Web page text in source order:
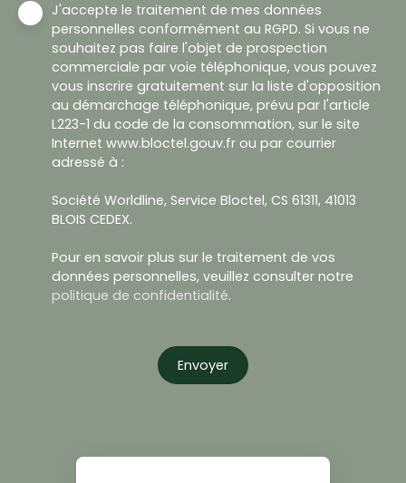
J'accepte le traitement de mes données
personnelles conformément au RGPD. Si vous ne
souhaitez pas faire l'objet de prospection
commerciale par voie téléphonique, vous pouvez
vous inscrire gratuitement sur la liste d'opposition
au démarchage téléphonique, prévu par l'article
L223-1 du code de la consommation, sur le site
Internet www.bloctel.gouv.fr ou par courrier
adressé à :
Société Worldline, Service Bloctel, CS 61311, 41013
BLOIS CEDEX.
Pour en savoir plus sur le traitement de vos
données personnelles, veuillez consulter notre
politique de confidentialité.
Envoyer